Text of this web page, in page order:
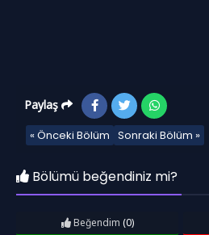
Paylaş
« Önceki Bölüm Sonraki Bölüm »
Bölümü beğendiniz mi?
Beğendim (0)